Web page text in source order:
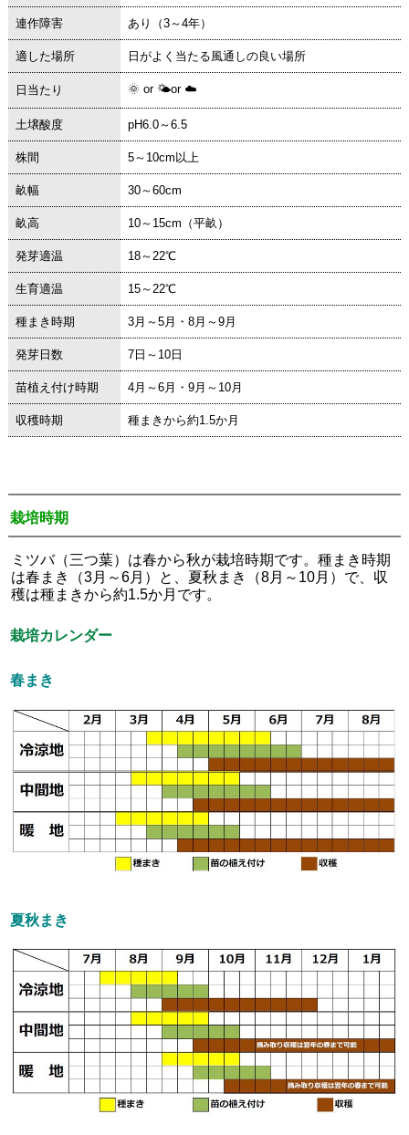
連作障害 あり（3～4年）
適した場所 日がよく当たる風通しの良い場所
日当たり 🌞 or 🌤or ☁
土壌酸度 pH6.0～6.5
株間 5～10cm以上
畝幅 30～60cm
畝高 10～15cm（平畝）
発芽適温 18～22℃
生育適温 15～22℃
種まき時期 3月～5月・8月～9月
発芽日数 7日～10日
苗植え付け時期 4月～6月・9月～10月
収穫時期 種まきから約1.5か月
栽培時期
ミツバ（三つ葉）は春から秋が栽培時期です。種まき時期
は春まき（3月～6月）と、夏秋まき（8月～10月）で、収
穫は種まきから約1.5か月です。
栽培カレンダー
春まき
夏秋まき